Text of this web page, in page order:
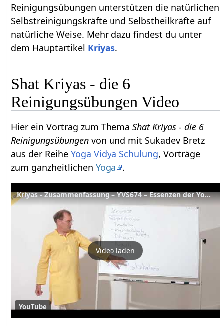
Reinigungsübungen unterstützen die natürlichen
Selbstreinigungskräfte und Selbstheilkräfte auf
natürliche Weise. Mehr dazu findest du unter
dem Hauptartikel Kriyas.
Shat Kriyas - die 6
Reinigungsübungen Video
Hier ein Vortrag zum ThemaShat Kriyas - die 6
Reinigungsübungenvon und mit Sukadev Bretz
aus der ReiheYoga Vidya Schulung, Vorträge
zum ganzheitlichenYoga .
Kriyas - Zusammenfassung – YVS674 – Essenzen der Yoga-Lehren – Teil 27
Video laden
YouTube